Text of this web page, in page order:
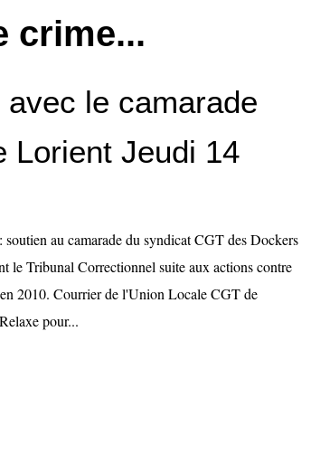
crime...
le camarade
Lorient Jeudi 14
au camarade du syndicat CGT des Dockers
le Tribunal Correctionnel suite aux actions contre
2010. Courrier de l'Union Locale CGT de
pour...